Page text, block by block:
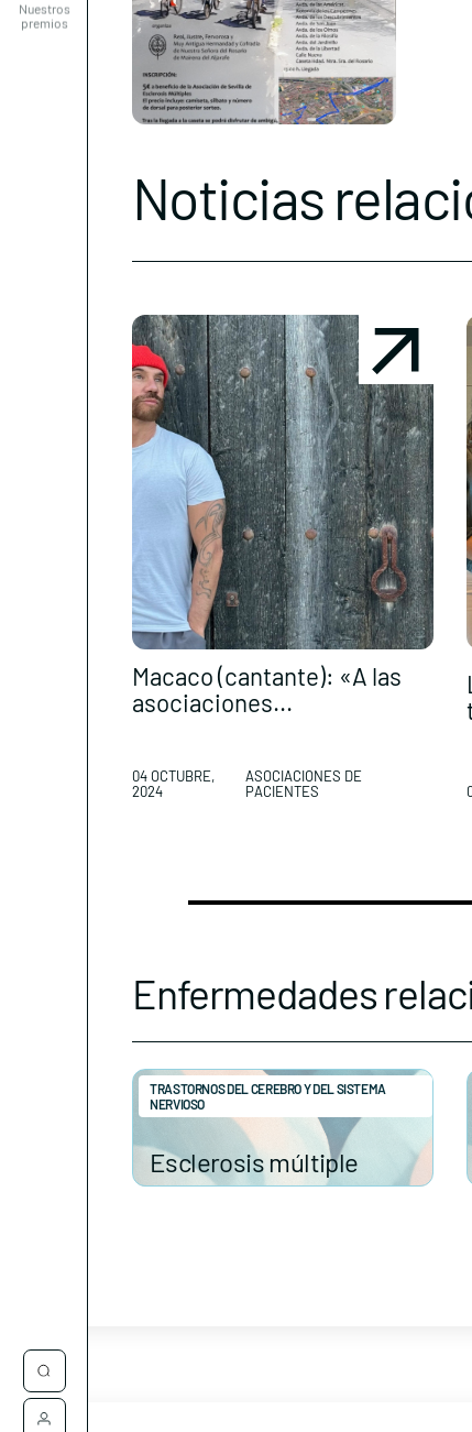
Noticias
Macaco (cantante): «A las
asociaciones...
04 OCTUBRE,
2024
ASOCIACIONES DE
PACIENTES
Enfermedades
Esclerosis múltiple
TRASTORNOS DEL CEREBRO Y DEL SISTEMA
NERVIOSO